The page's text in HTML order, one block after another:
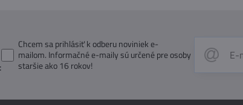
Chcem sa prihlásiť k odberu noviniek e-
mailom. Informačné e-maily sú určené pre osoby
staršie ako 16 rokov!